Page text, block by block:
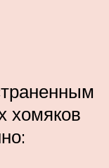
хомяков